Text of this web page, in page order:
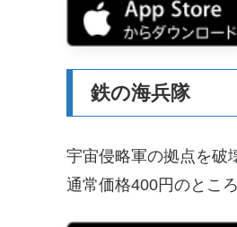
鉄の海兵隊
宇宙侵略軍の拠点を破
通常価格400円のところ